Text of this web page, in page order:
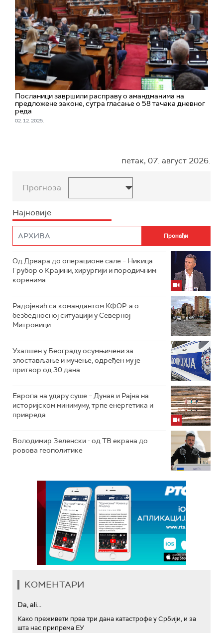
Посланици завршили расправу о амандманима на
предложене законе, сутра гласање о 58 тачака дневног
реда
02. 12. 2025.
петак, 07. август 2026.
Прогноза
Најновије
Од Дрвара до операционе сале – Никица
Грубор о Крајини, хирургији и породичним
коренима
Радојевић са командантом КФОР-а о
безбедносној ситуацији у Северној
Митровици
Ухапшен у Београду осумњичени за
злостављање и мучење, одређен му је
притвор од 30 дана
Европа на удару суше – Дунав и Рајна на
историјском минимуму, трпе енергетика и
привреда
Володимир Зеленски - од ТВ екрана до
ровова геополитике
КОМЕНТАРИ
Da, ali...
Како преживети прва три дана катастрофе у Србији, и за
шта нас припрема ЕУ